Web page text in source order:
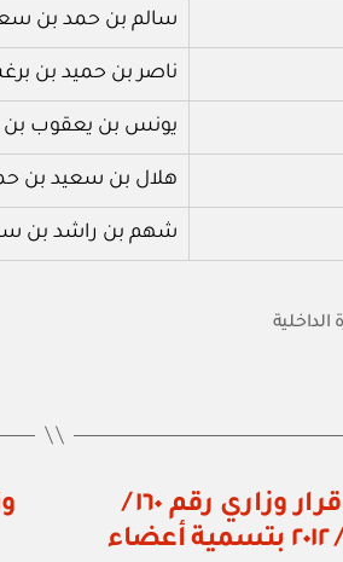
سالم بن حمد بن
ناصر بن حميد بن
يونس بن يعقوب بن
هلال بن سعيد بن
شهم بن راشد بن
الداخلية
مكتب وزير الدولة ومحافظ ظفار: قرار وزاري رقم ١٦٠ /
٢٠١٥ بتعديل القرار الوزاري رقم ٥٠١ / ٢٠١٢ بتسمية أعضاء